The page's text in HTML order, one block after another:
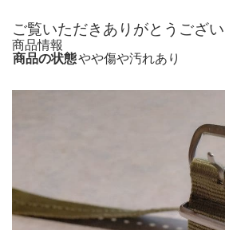
ご覧いただきありがとうござい
商品情報
商品の状態やや傷や汚れあり